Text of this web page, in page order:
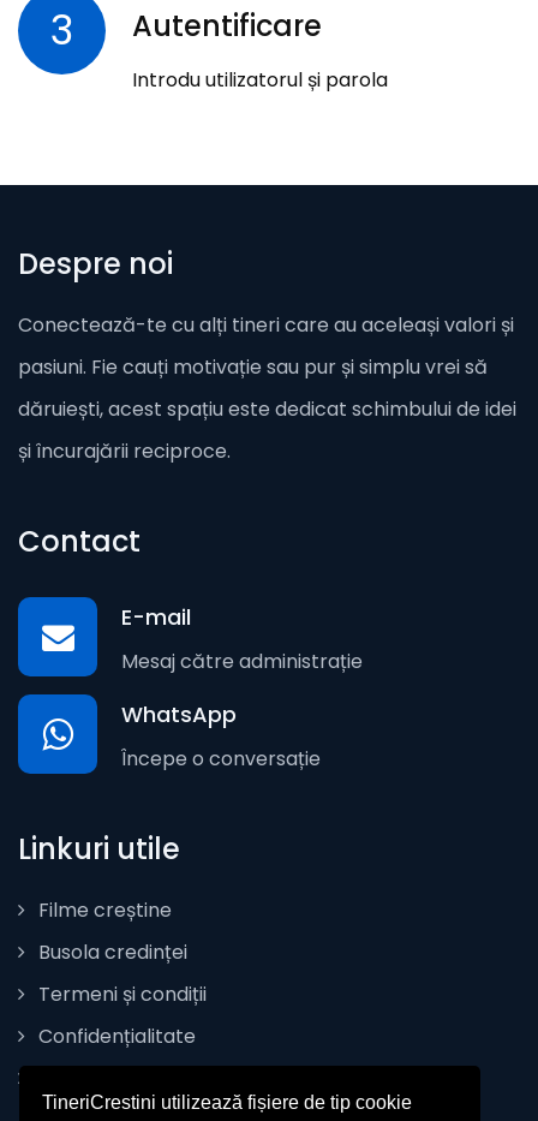
TineriCrestini utilizează fișiere de tip cookie
3 Autentificare
Introdu utilizatorul și parola
Despre noi
Conectează-te cu alți tineri care au aceleași valori și
pasiuni. Fie cauți motivație sau pur și simplu vrei să
dăruiești, acest spațiu este dedicat schimbului de idei
și încurajării reciproce.
Contact
E-mail
Mesaj către administrație
WhatsApp
Începe o conversație
Linkuri utile
Filme creștine
Busola credinței
Termeni și condiții
Confidențialitate